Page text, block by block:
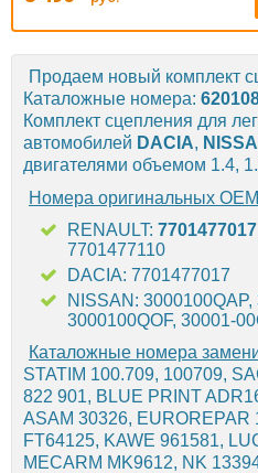
Продаем новый комплект
Каталожные номера:
Комплект сцепления для
автомобилей DACIA,
двигателями объемом 1.4,
Номера оригинальных
RENAULT: 7701477017
7701477110
DACIA: 7701477017
NISSAN: 3000100QAP,
3000100QOF, 30001-
Каталожные номера
STATIM 100.709, 100709,
822 901, BLUE PRINT
ASAM 30326, EUROREPAR
FT64125, KAWE 961581,
MECARM MK9612, NK